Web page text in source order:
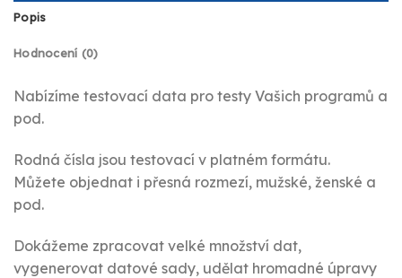
Popis
Hodnocení (0)
Nabízíme testovací data pro testy Vašich programů a
pod.
Rodná čísla jsou testovací v platném formátu.
Můžete objednat i přesná rozmezí, mužské, ženské a
pod.
Dokážeme zpracovat velké množství dat,
vygenerovat datové sady, udělat hromadné úpravy